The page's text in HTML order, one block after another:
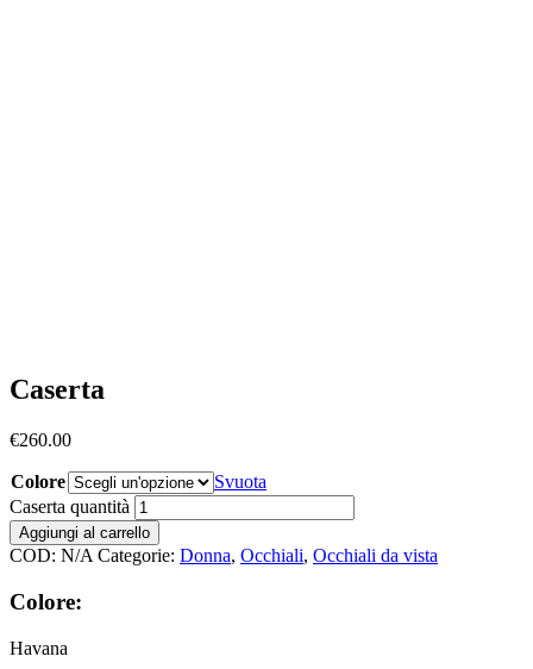
Caserta
€260.00
Colore
Svuota
Caserta quantità
Aggiungi al carrello
COD: N/A Categorie: Donna, Occhiali, Occhiali da vista
Colore:
Havana